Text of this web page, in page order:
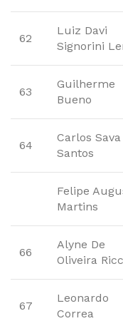
62
Luiz Davi
Signorini
63
Guilherme
Bueno
64
Carlos Sava
Santos
Felipe
Martins
66
Alyne De
Oliveira
67
Leonardo
Correa